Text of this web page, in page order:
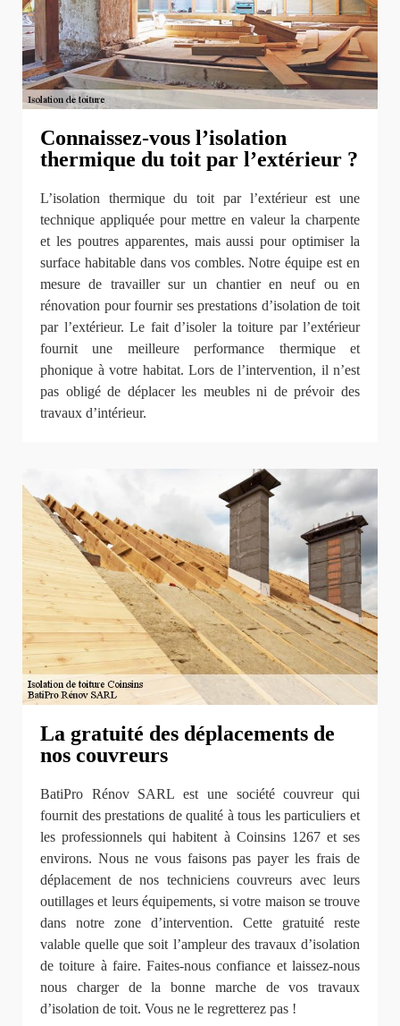
Connaissez-vous l’isolation
thermique du toit par l’extérieur ?
L’isolation thermique du toit par l’extérieur est une
technique appliquée pour mettre en valeur la charpente
et les poutres apparentes, mais aussi pour optimiser la
surface habitable dans vos combles. Notre équipe est en
mesure de travailler sur un chantier en neuf ou en
rénovation pour fournir ses prestations d’isolation de toit
par l’extérieur. Le fait d’isoler la toiture par l’extérieur
fournit une meilleure performance thermique et
phonique à votre habitat. Lors de l’intervention, il n’est
pas obligé de déplacer les meubles ni de prévoir des
travaux d’intérieur.
La gratuité des déplacements de
nos couvreurs
BatiPro Rénov SARL est une société couvreur qui
fournit des prestations de qualité à tous les particuliers et
les professionnels qui habitent à Coinsins 1267 et ses
environs. Nous ne vous faisons pas payer les frais de
déplacement de nos techniciens couvreurs avec leurs
outillages et leurs équipements, si votre maison se trouve
dans notre zone d’intervention. Cette gratuité reste
valable quelle que soit l’ampleur des travaux d’isolation
de toiture à faire. Faites-nous confiance et laissez-nous
nous charger de la bonne marche de vos travaux
d’isolation de toit. Vous ne le regretterez pas !